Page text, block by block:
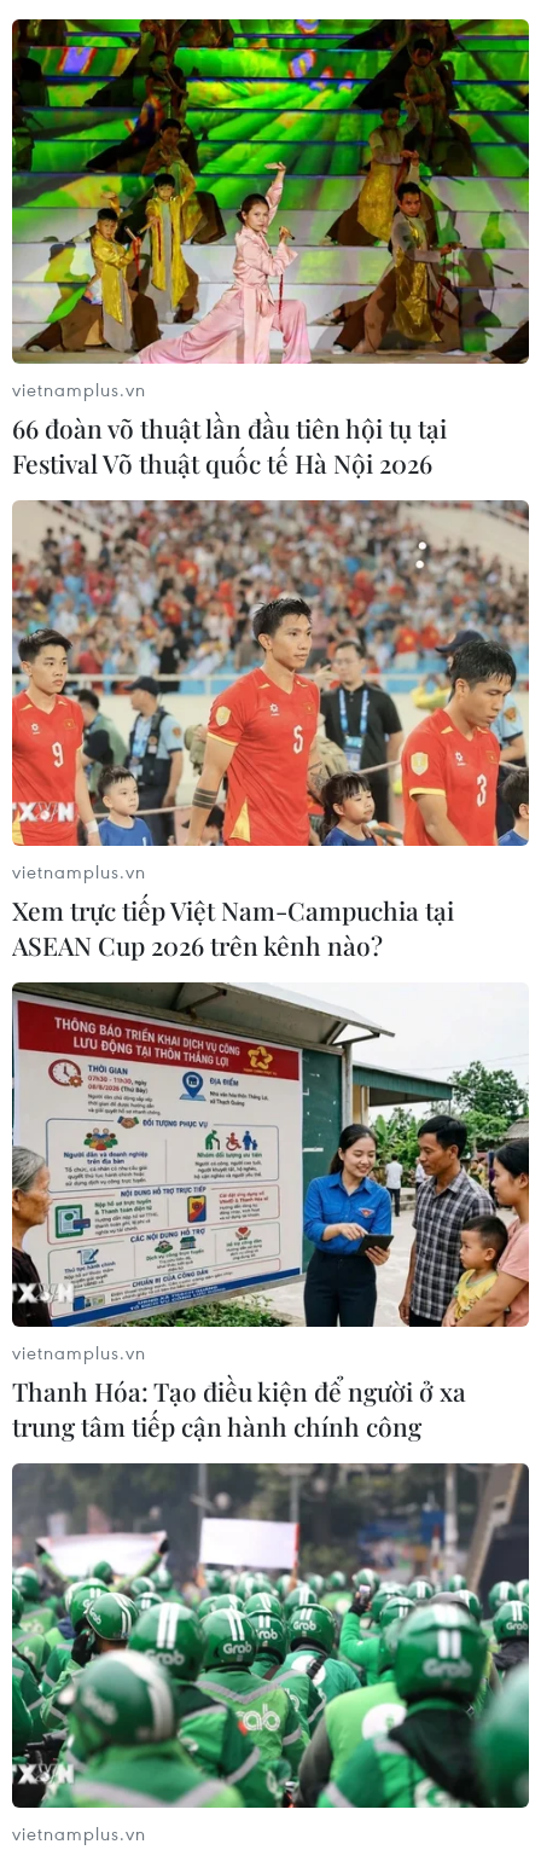
vietnamplus.vn
66 đoàn võ thuật lần đầu tiên hội tụ tại
Festival Võ thuật quốc tế Hà Nội 2026
vietnamplus.vn
Xem trực tiếp Việt Nam-Campuchia tại
ASEAN Cup 2026 trên kênh nào?
vietnamplus.vn
Thanh Hóa: Tạo điều kiện để người ở xa
trung tâm tiếp cận hành chính công
vietnamplus.vn